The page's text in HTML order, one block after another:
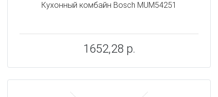
Кухонный комбайн Bosch MUM54251
1652,28 р.